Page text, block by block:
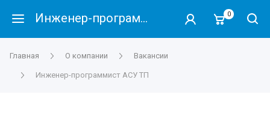
Инженер-программист АСУ ТП 0
Главная О компании Вакансии
Инженер-программист АСУ ТП